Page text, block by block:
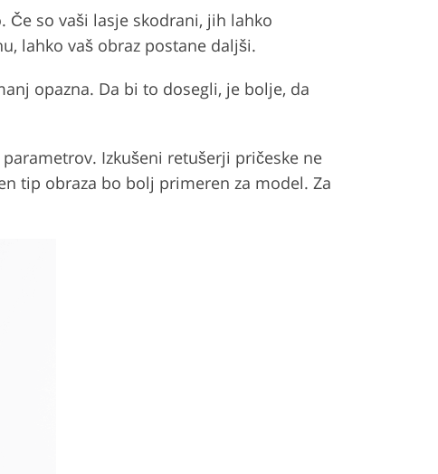
so vaši lasje skodrani, jih lahko
lahko vaš obraz postane daljši.
opazna. Da bi to dosegli, je bolje, da
Izkušeni retušerji pričeske ne
tip obraza bo bolj primeren za model. Za